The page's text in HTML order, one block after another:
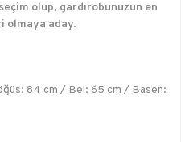
olup, gardırobunuzun en
olmaya aday.
84 cm / Bel: 65 cm / Basen: